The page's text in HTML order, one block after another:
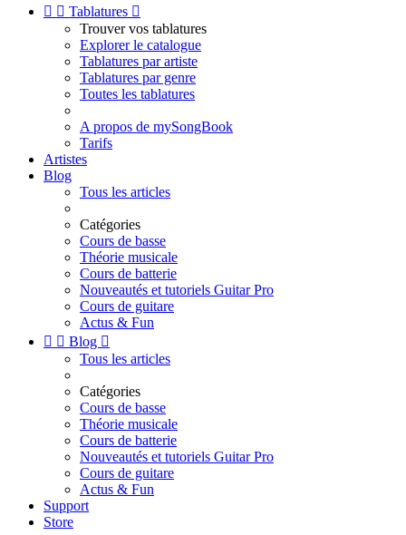
  Tablatures 
Trouver vos tablatures
Explorer le catalogue
Tablatures par artiste
Tablatures par genre
Toutes les tablatures
A propos de mySongBook
Tarifs
Artistes
Blog
Tous les articles
Catégories
Cours de basse
Théorie musicale
Cours de batterie
Nouveautés et tutoriels Guitar Pro
Cours de guitare
Actus & Fun
  Blog 
Tous les articles
Catégories
Cours de basse
Théorie musicale
Cours de batterie
Nouveautés et tutoriels Guitar Pro
Cours de guitare
Actus & Fun
Support
Store